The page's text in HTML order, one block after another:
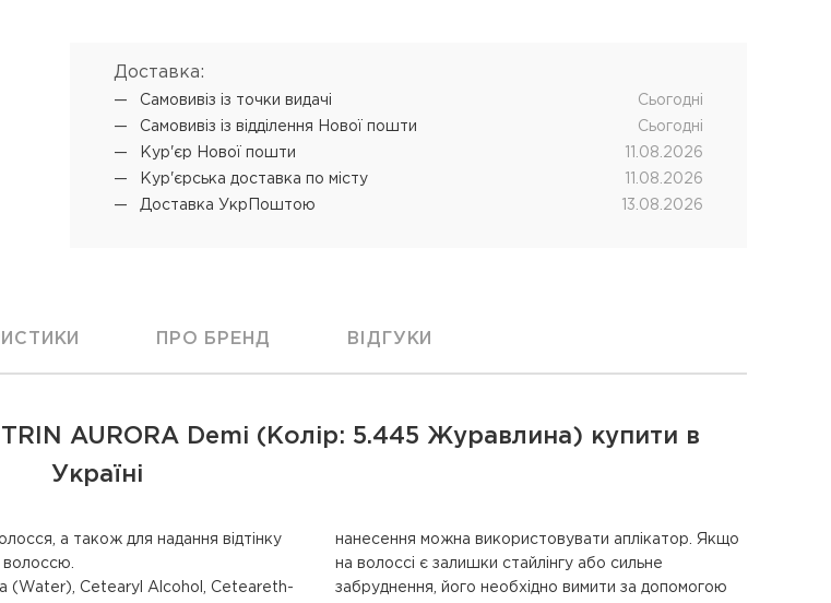
Ultimate Treatment
PRODIGY REPAIR
відновлення
BI POWER миттєве
LANZA кислотна завивка
Доставка:
Самовивіз iз точки видачі
Cьогодні
Самовивіз iз відділення Нової пошти
Cьогодні
Кур'єр Нової пошти
11.08.2026
Кур'єрська доставка по місту
11.08.2026
Доставка УкрПоштою
13.08.2026
ПРО БРЕНД ВІДГУКИ
AURORA Demi (Колір: 5.445 Журавлина) купити в
Україні
(Water), Cetearyl Alcohol, Ceteareth-
нанесення можна використовувати аплікатор. Якщо
на волоссі є залишки стайлінгу або сильне
забруднення, його необхідно вимити за допомогою